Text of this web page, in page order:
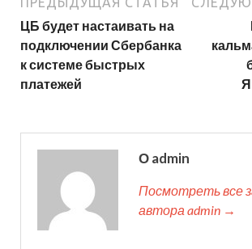
ЦБ будет настаивать на
подключении Сбербанка
к системе быстрых
платежей
О admin
Посмотреть все
автора admin →